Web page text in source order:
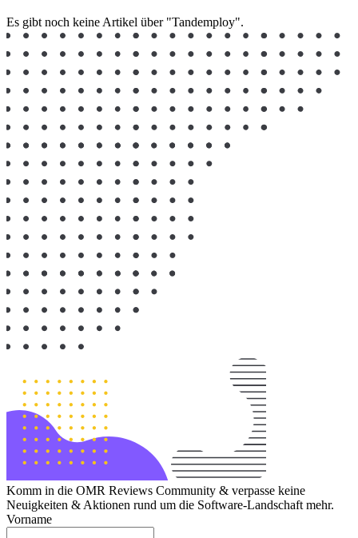
Es gibt noch keine Artikel über "Tandemploy".
Komm in die OMR Reviews Community & verpasse keine
Neuigkeiten & Aktionen rund um die Software-Landschaft mehr.
Vorname